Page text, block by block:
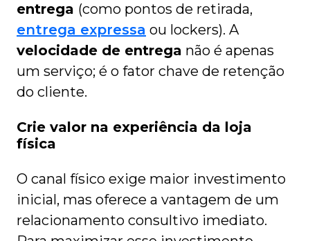
entrega (como pontos de retirada,
entrega expressa ou lockers). A
velocidade de entrega não é apenas
um serviço; é o fator chave de retenção
do cliente.
Crie valor na experiência da loja
física
O canal físico exige maior investimento
inicial, mas oferece a vantagem de um
relacionamento consultivo imediato.